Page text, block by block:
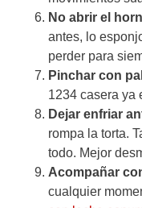
No abrir el
antes, lo
perder para
Pinchar con
1234 casera ya
Dejar enfriar
rompa la torta.
todo. Mejor
Acompañar
cualquier